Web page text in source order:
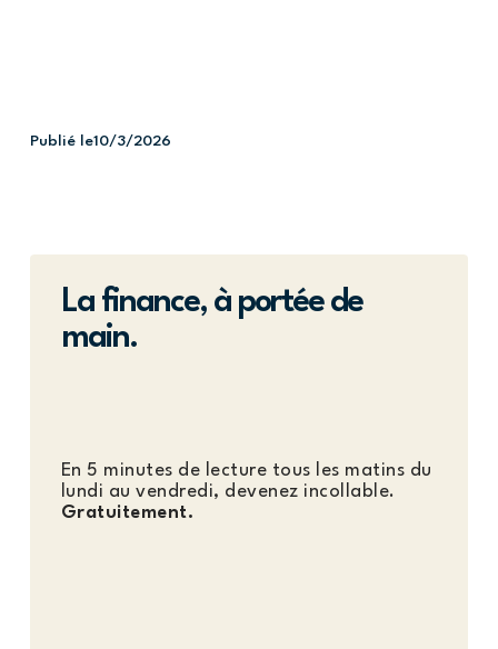
Publié le10/3/2026
La finance, à portée de
main.
En 5 minutes de lecture tous les matins du
lundi au vendredi, devenez incollable.
Gratuitement.